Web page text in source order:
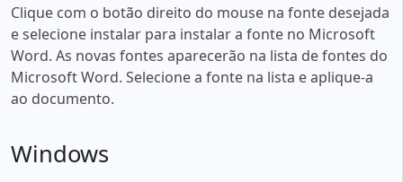
Clique com o botão direito do mouse na fonte desejada
e selecione instalar para instalar a fonte no Microsoft
Word. As novas fontes aparecerão na lista de fontes do
Microsoft Word. Selecione a fonte na lista e aplique-a
ao documento.
Windows